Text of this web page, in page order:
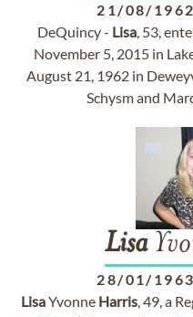
21/08/1962
DeQuincy - Lisa, 53,
November 5, 2015 in
August 21, 1962 in
Schysm and
Lisa
28/01/1963
LisaYvonne Harris, 49, a